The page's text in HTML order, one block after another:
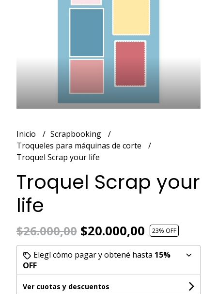
Inicio
Scrapbooking
Troqueles para máquinas de corte
Troquel Scrap your life
Troquel Scrap your
life
$26.000,00$20.000,00 23% OFF
Elegí cómo pagar y obtené hasta 15%
OFF
Ver cuotas y descuentos